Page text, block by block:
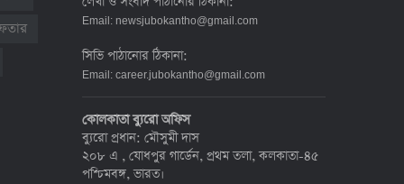
দেশে করোনায় মৃত্যু ও শনাক্ত কমেছে
৬ জুলাই ২০২২, ১৯:০২
হাজার ৯৯৮
৫ জুলাই ২০২২, ১৮:৪৭
Email: newsjubokantho@gmail.com
সিভি পাঠানোর ঠিকানা:
Email: career.jubokantho@gmail.com
কোলকাতা ব্যুরো অফিস
ব্যুরো প্রধান: মৌসুমী দাস
২০৮ এ , যোধপুর গার্ডেন, প্রথম তলা, কলকাতা-৪৫
পশ্চিমবঙ্গ, ভারত।